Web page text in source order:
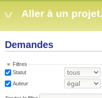
Aller à un
Demandes
Filtres
Statut
Auteur